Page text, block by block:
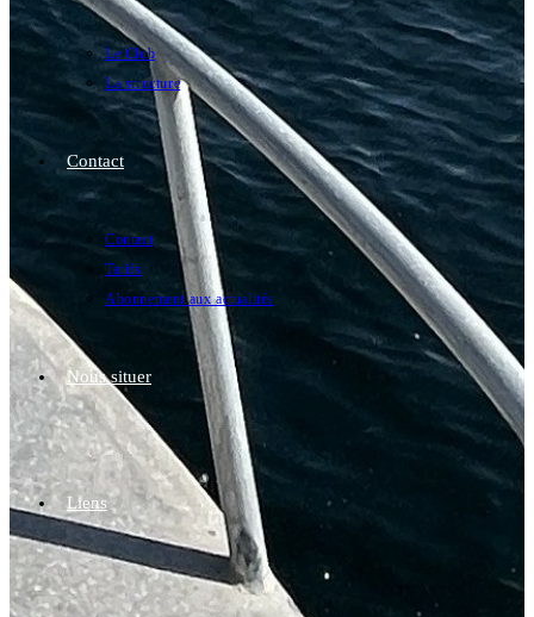
Le Club
La structure
Contact
Contact
Tarifs
Abonnement aux actualités
Nous situer
Liens